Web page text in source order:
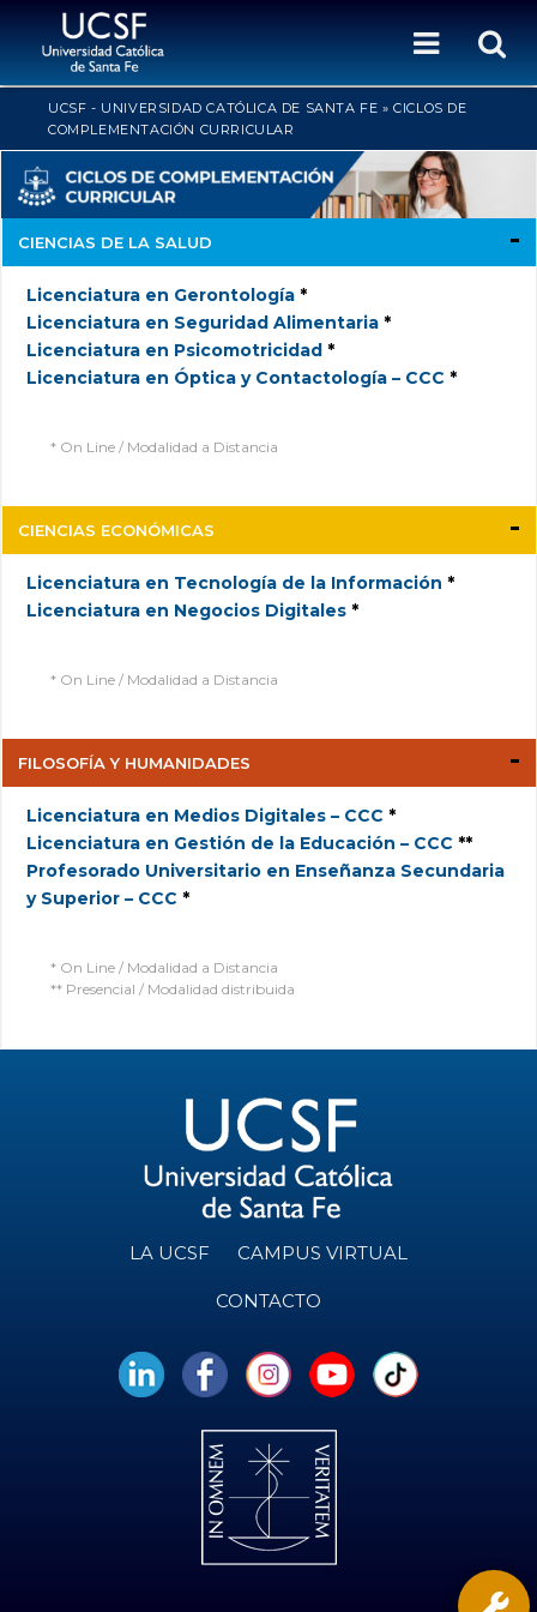
UCSF - UNIVERSIDAD CATÓLICA DE SANTA FE »CICLOS DE
COMPLEMENTACIÓN CURRICULAR
CIENCIAS DE LA SALUD
Licenciatura en Gerontología *
Licenciatura en Seguridad Alimentaria *
Licenciatura en Psicomotricidad *
Licenciatura en Óptica y Contactología – CCC *
* On Line / Modalidad a Distancia
CIENCIAS ECONÓMICAS
Licenciatura en Tecnología de la Información *
Licenciatura en Negocios Digitales *
* On Line / Modalidad a Distancia
FILOSOFÍA Y HUMANIDADES
Licenciatura en Medios Digitales – CCC *
Licenciatura en Gestión de la Educación – CCC **
Profesorado Universitario en Enseñanza Secundaria
y Superior – CCC *
* On Line / Modalidad a Distancia
** Presencial / Modalidad distribuida
LA UCSF CAMPUS VIRTUAL
CONTACTO